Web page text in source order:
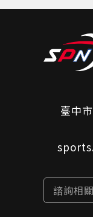
臺中
諮詢相